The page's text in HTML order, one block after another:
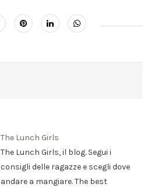
The Lunch Girls
The Lunch Girls, il blog. Segui i
consigli delle ragazze e scegli dove
andare a mangiare. The best